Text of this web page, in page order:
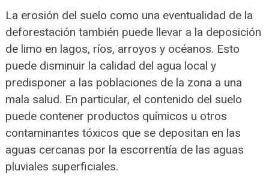
La erosión del suelo como una eventualidad de la
deforestación también puede llevar a la deposición
de limo en lagos, ríos, arroyos y océanos. Esto
puede disminuir la calidad del agua local y
predisponer a las poblaciones de la zona a una
mala salud. En particular, el contenido del suelo
puede contener productos químicos u otros
contaminantes tóxicos que se depositan en las
aguas cercanas por la escorrentía de las aguas
pluviales superficiales.